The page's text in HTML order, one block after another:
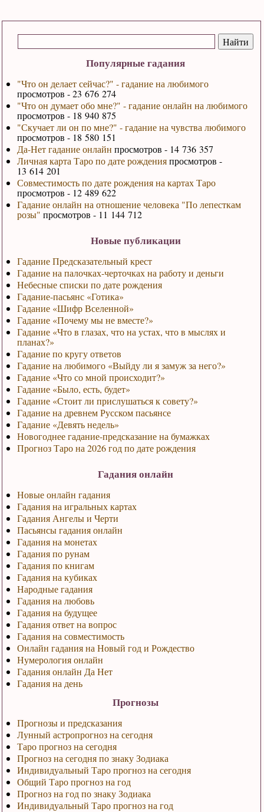
Популярные гадания
"Что он делает сейчас?" - гадание на любимого
просмотров - 23 676 274
"Что он думает обо мне?" - гадание онлайн на любимого
просмотров - 18 940 875
"Скучает ли он по мне?" - гадание на чувства любимого
просмотров - 18 580 151
Да-Нет гадание онлайн просмотров - 14 736 357
Личная карта Таро по дате рожденияпросмотров -
13 614 201
Совместимость по дате рождения на картах Таро
просмотров - 12 489 622
Гадание онлайн на отношение человека "По лепесткам
розы" просмотров - 11 144 712
Новые публикации
Гадание Предсказательный крест
Гадание на палочках-черточках на работу и деньги
Небесные списки по дате рождения
Гадание-пасьянс «Готика»
Гадание «Шифр Вселенной»
Гадание «Почему мы не вместе?»
Гадание «Что в глазах, что на устах, что в мыслях и
планах?»
Гадание по кругу ответов
Гадание на любимого «Выйду ли я замуж за него?»
Гадание «Что со мной происходит?»
Гадание «Было, есть, будет»
Гадание «Стоит ли прислушаться к совету?»
Гадание на древнем Русском пасьянсе
Гадание «Девять недель»
Новогоднее гадание-предсказание на бумажках
Прогноз Таро на 2026 год по дате рождения
Гадания онлайн
Новые онлайн гадания
Гадания на игральных картах
Гадания Ангелы и Черти
Пасьянсы гадания онлайн
Гадания на монетах
Гадания по рунам
Гадания по книгам
Гадания на кубиках
Народные гадания
Гадания на любовь
Гадания на будущее
Гадания ответ на вопрос
Гадания на совместимость
Онлайн гадания на Новый год и Рождество
Нумерология онлайн
Гадания онлайн Да Нет
Гадания на день
Прогнозы
Прогнозы и предсказания
Лунный астропрогноз на сегодня
Таро прогноз на сегодня
Прогноз на сегодня по знаку Зодиака
Индивидуальный Таро прогноз на сегодня
Общий Таро прогноз на год
Прогноз на год по знаку Зодиака
Индивидуальный Таро прогноз на год